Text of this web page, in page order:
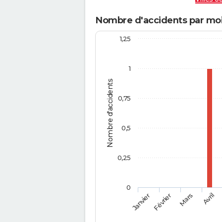
Nombre d'accidents par
Nombre d'accidents
JanvierFévrier Mars Avril
0
1
0,25
0,5
0,75
1,25